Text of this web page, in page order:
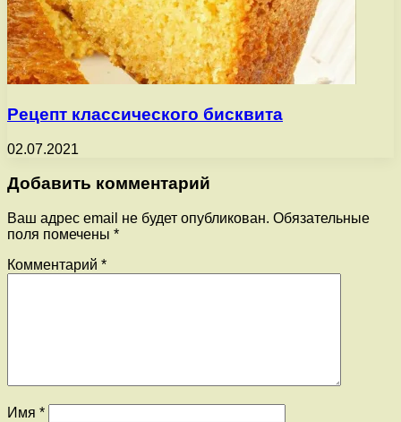
Рецепт классического бисквита
02.07.2021
Добавить комментарий
Ваш адрес email не будет опубликован. Обязательные
поля помечены *
Комментарий *
Имя *